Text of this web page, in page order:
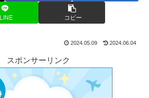
LINE コピー
2024.05.09 2024.06.04
スポンサーリンク